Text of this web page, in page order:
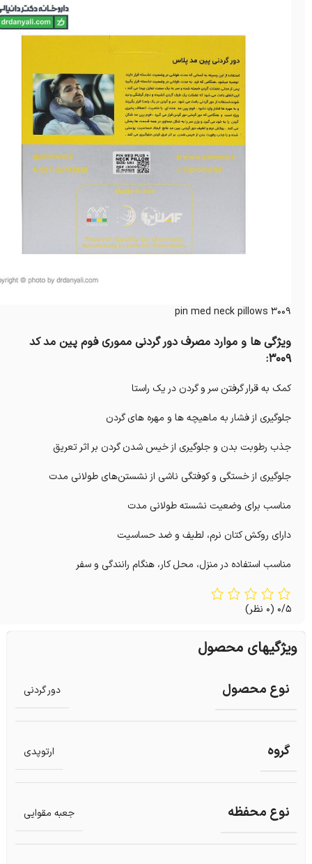
pin med neck pillows 3009
ویژگی ها و موارد مصرف دور گردنی مموری فوم پین مد کد
3009:
کمک به قرار گرفتن سر و گردن در یک راستا
جلوگیری از فشار به ماهیچه ها و مهره های گردن
جذب رطوبت بدن و جلوگیری از خیس شدن گردن بر اثر تعریق
جلوگیری از خستگی و کوفتگی ناشی از نشستن‌های طولانی مدت
مناسب برای وضعیت نشسته طولانی مدت
دارای روکش کتان نرم، لطیف و ضد حساسیت
مناسب استفاده در منزل، محل کار، هنگام رانندگی و سفر
0/5 (0 نظر)
ویژگیهای محصول
نوع محصول دور گردنی
گروه ارتوپدی
نوع محفظه جعبه مقوایی